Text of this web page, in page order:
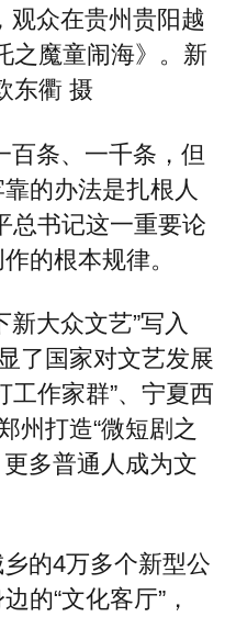
观众在贵州贵阳越
之魔童闹海》。新
东衢 摄
百条、一千条，但
的办法是扎根人
总书记这一重要论
的根本规律。
新大众文艺”写入
了国家对文艺发展
工作家群”、宁夏西
州打造“微短剧之
更多普通人成为文
的4万多个新型公
的“文化客厅”，